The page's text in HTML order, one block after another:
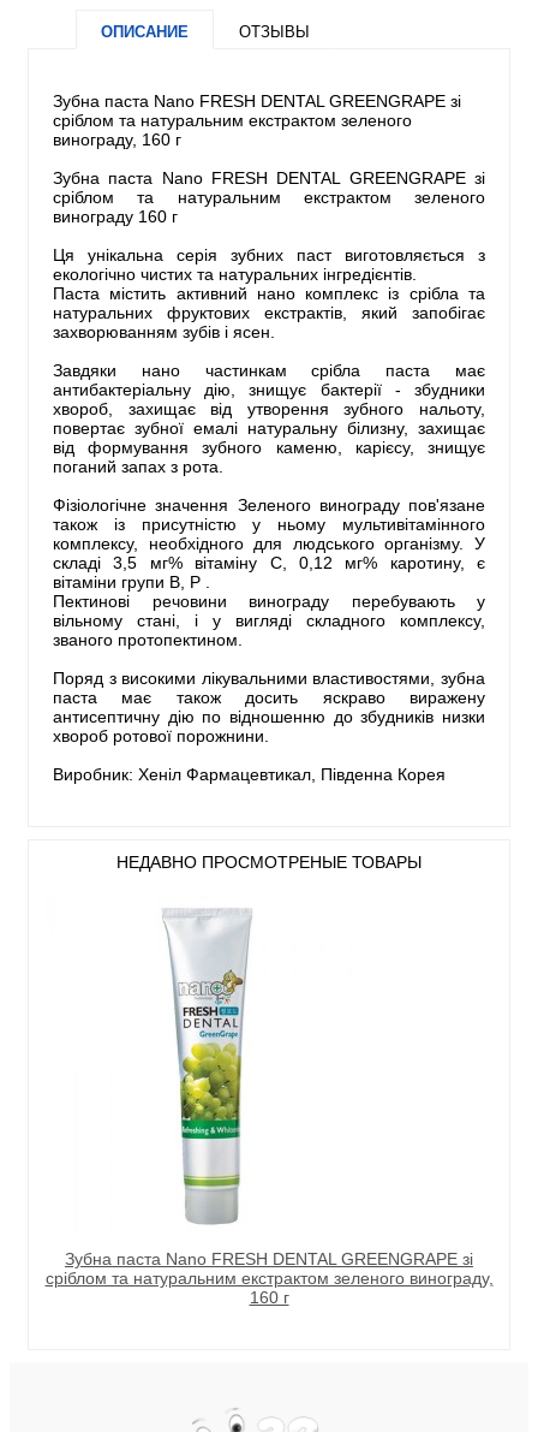
ОПИСАНИЕ ОТЗЫВЫ
Зубна паста Nano FRESH DENTAL GREENGRAPE зі
сріблом та натуральним екстрактом зеленого
винограду, 160 г
Зубна паста Nano FRESH DENTAL GREENGRAPE зі
сріблом та натуральним екстрактом зеленого
винограду 160 г
Ця унікальна серія зубних паст виготовляється з
екологічно чистих та натуральних інгредієнтів.
Паста містить активний нано комплекс із срібла та
натуральних фруктових екстрактів, який запобігає
захворюванням зубів і ясен.
Завдяки нано частинкам срібла паста має
антибактеріальну дію, знищує бактерії - збудники
хвороб, захищає від утворення зубного нальоту,
повертає зубної емалі натуральну білизну, захищає
від формування зубного каменю, карієсу, знищує
поганий запах з рота.
Фізіологічне значення Зеленого винограду пов'язане
також із присутністю у ньому мультивітамінного
комплексу, необхідного для людського організму. У
складі 3,5 мг% вітаміну С, 0,12 мг% каротину, є
вітаміни групи В, Р .
Пектинові речовини винограду перебувають у
вільному стані, і у вигляді складного комплексу,
званого протопектином.
Поряд з високими лікувальними властивостями, зубна
паста має також досить яскраво виражену
антисептичну дію по відношенню до збудників низки
хвороб ротової порожнини.
Виробник: Хеніл Фармацевтикал, Південна Корея
НЕДАВНО ПРОСМОТРЕНЫЕ ТОВАРЫ
Зубна паста Nano FRESH DENTAL GREENGRAPE зі
сріблом та натуральним екстрактом зеленого винограду,
160 г